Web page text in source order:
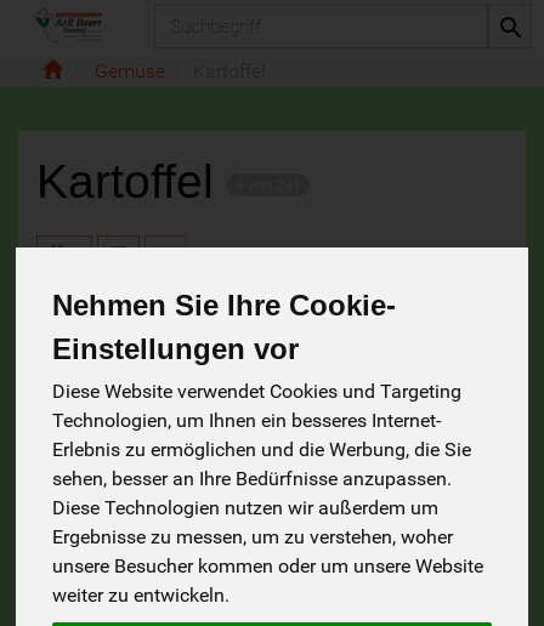
Nehmen Sie Ihre Cookie-
Einstellungen vor
Diese Website verwendet Cookies und Targeting
Technologien, um Ihnen ein besseres Internet-
Erlebnis zu ermöglichen und die Werbung, die Sie
sehen, besser an Ihre Bedürfnisse anzupassen.
Diese Technologien nutzen wir außerdem um
Ergebnisse zu messen, um zu verstehen, woher
unsere Besucher kommen oder um unsere Website
weiter zu entwickeln.
Gemüse
Kartoffel
Hersteller Allergene